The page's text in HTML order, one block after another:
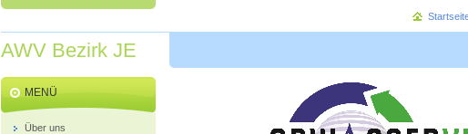
AWV Bezirk JE
MENÜ
Über uns